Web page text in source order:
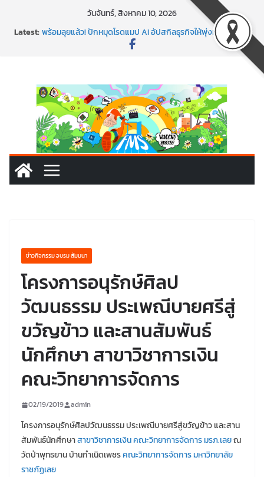
วันจันทร์, สิงหาคม 10, 2026
Latest:พร้อมลุยแล้ว! ปักหมุดโรดแมป AI อัปสกิลธุรกิจให้พุ่งทะยาน
พาธุรกิจท้องถิ่นสู่ตลาดโลก ด้วยเทคโนโลยี AI!
นอกจากเทคโนโลยีจะล้ำ หัวใจคนทำธุรกิจก็ต้องสตรอง!
ข่าวกิจกรรม อบรม สัมมนา
โครงการอนุรักษ์ศิลป
วัฒนธรรม ประเพณีบายศรีสู่
ขวัญข้าว และสานสัมพันธ์
นักศึกษา สาขาวิชาการเงิน
คณะวิทยาการจัดการ
02/19/2019 admin
โครงการอนุรักษ์ศิลปวัฒนธรรม ประเพณีบายศรีสู่ขวัญข้าว และสาน
สัมพันธ์นักศึกษาสาขาวิชาการเงิน คณะวิทยาการจัดการ มรภ.เลยณ
วัดป่าพุทธยาน บ้านกำเนิดเพชรคณะวิทยาการจัดการ มหาวิทยาลัย
ราชภัฏเลย